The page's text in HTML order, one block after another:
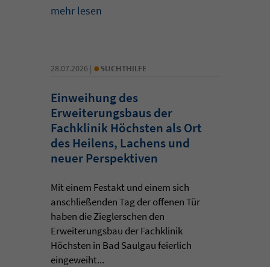
mehr lesen
28.07.2026 | • SUCHTHILFE
Einweihung des
Erweiterungsbaus der
Fachklinik Höchsten als Ort
des Heilens, Lachens und
neuer Perspektiven
Mit einem Festakt und einem sich
anschließenden Tag der offenen Tür
haben die Zieglerschen den
Erweiterungsbau der Fachklinik
Höchsten in Bad Saulgau feierlich
eingeweiht...